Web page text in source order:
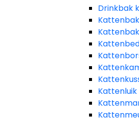
Drinkbak
Kattenbak
Kattenluik